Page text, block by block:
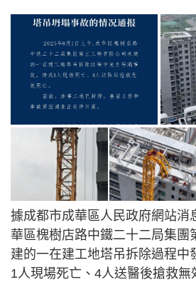
據成都市成華區人民政府網站消
華區槐樹店路中鐵二十二局集團
建的一在建工地塔吊拆除過程中
1人現場死亡、4人送醫後搶救無